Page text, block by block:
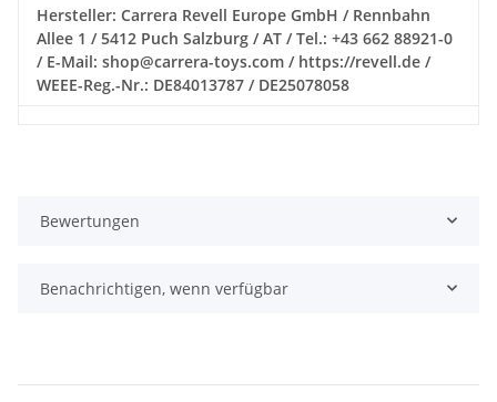
Hersteller: Carrera Revell Europe GmbH / Rennbahn
Allee 1 / 5412 Puch Salzburg / AT / Tel.: +43 662 88921-0
/ E-Mail: shop@carrera-toys.com / https://revell.de /
WEEE-Reg.-Nr.: DE84013787 / DE25078058
Bewertungen
Benachrichtigen, wenn verfügbar